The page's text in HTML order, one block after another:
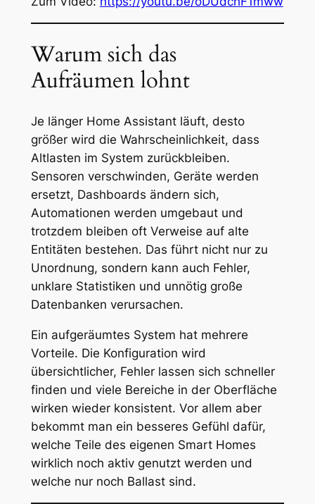
Warum sich das
Aufräumen lohnt
Je länger Home Assistant läuft, desto
größer wird die Wahrscheinlichkeit, dass
Altlasten im System zurückbleiben.
Sensoren verschwinden, Geräte werden
ersetzt, Dashboards ändern sich,
Automationen werden umgebaut und
trotzdem bleiben oft Verweise auf alte
Entitäten bestehen. Das führt nicht nur zu
Unordnung, sondern kann auch Fehler,
unklare Statistiken und unnötig große
Datenbanken verursachen.
Ein aufgeräumtes System hat mehrere
Vorteile. Die Konfiguration wird
übersichtlicher, Fehler lassen sich schneller
finden und viele Bereiche in der Oberfläche
wirken wieder konsistent. Vor allem aber
bekommt man ein besseres Gefühl dafür,
welche Teile des eigenen Smart Homes
wirklich noch aktiv genutzt werden und
welche nur noch Ballast sind.